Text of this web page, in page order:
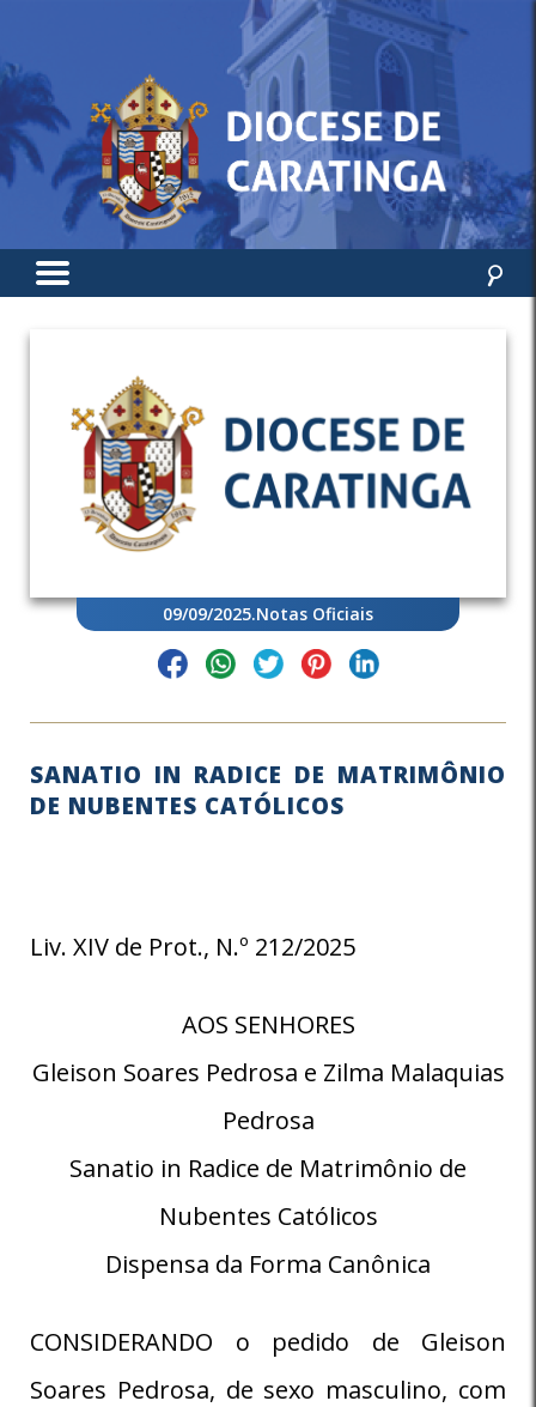
09/09/2025.Notas Oficiais
SANATIO IN RADICE DE MATRIMÔNIO
DE NUBENTES CATÓLICOS
Liv. XIV de Prot., N.º 212/2025
AOS SENHORES
Gleison Soares Pedrosa e Zilma Malaquias
Pedrosa
Sanatio in Radice de Matrimônio de
Nubentes Católicos
Dispensa da Forma Canônica
CONSIDERANDO o pedido de Gleison
Soares Pedrosa, de sexo masculino, com